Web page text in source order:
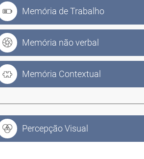
Memória de Trabalho
Memória não verbal
Memória Contextual
Percepção Visual